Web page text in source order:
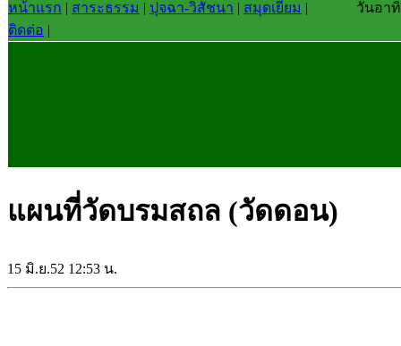
หน้าแรก | สาระธรรม | ปุจฉา-วิสัชนา | สมุดเยี่ยม |
ติดต่อ |
วันอาทิ
แผนที่วัดบรมสถล (วัดดอน)
15 มิ.ย.52 12:53 น.